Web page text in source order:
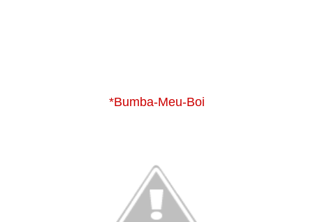
*Bumba-Meu-Boi